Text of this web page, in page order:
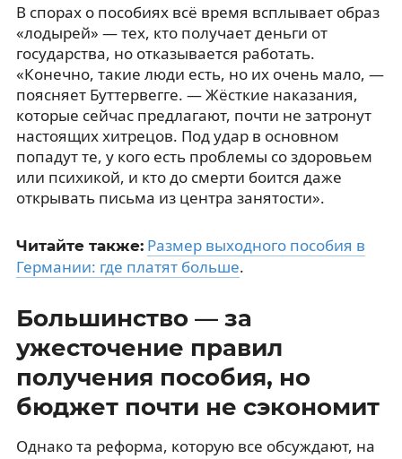
В спорах о пособиях всё время всплывает образ
«лодырей» — тех, кто получает деньги от
государства, но отказывается работать.
«Конечно, такие люди есть, но их очень мало, —
поясняет Буттервегге. — Жёсткие наказания,
которые сейчас предлагают, почти не затронут
настоящих хитрецов. Под удар в основном
попадут те, у кого есть проблемы со здоровьем
или психикой, и кто до смерти боится даже
открывать письма из центра занятости».
Читайте также: Размер выходного пособия в
Германии: где платят больше.
Большинство — за
ужесточение правил
получения пособия, но
бюджет почти не сэкономит
Однако та реформа, которую все обсуждают, на